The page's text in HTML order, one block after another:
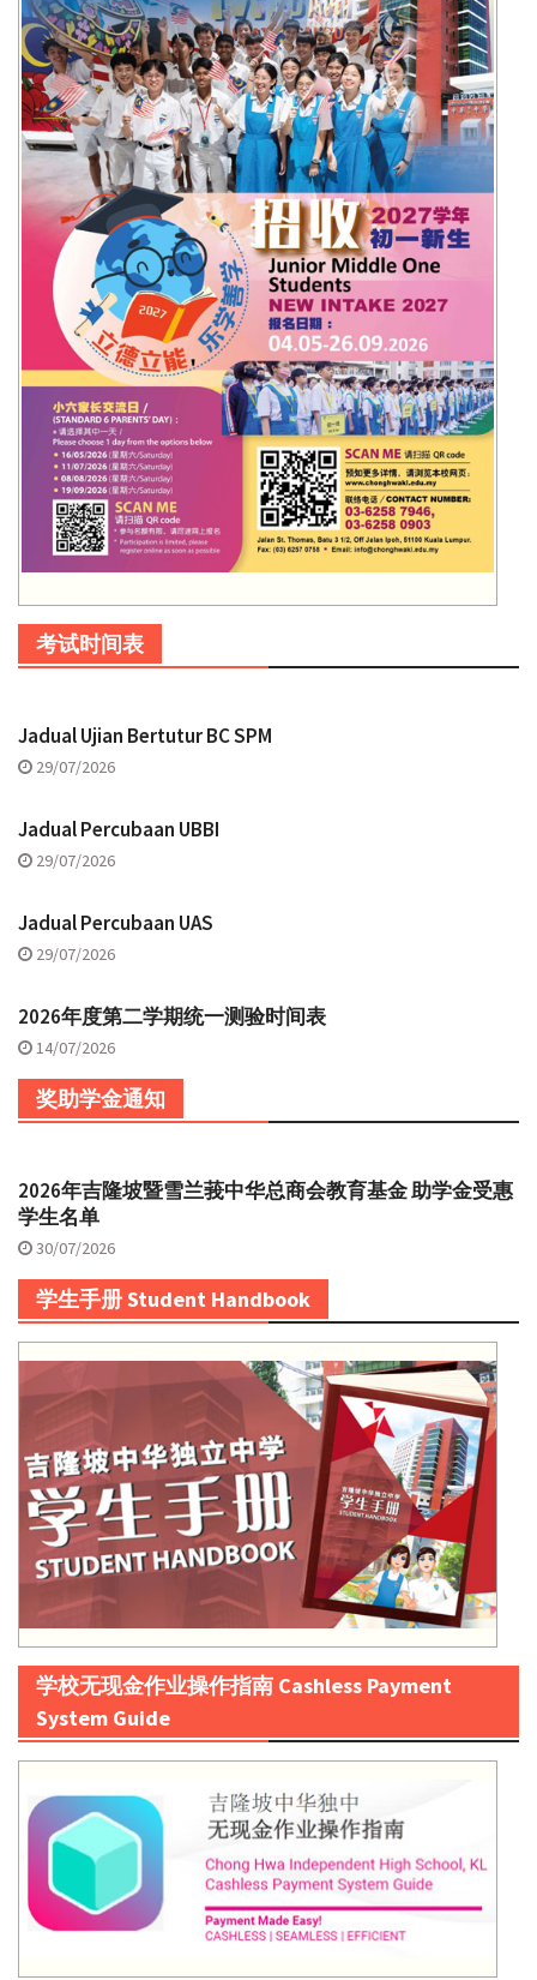
考试时间表
Jadual Ujian Bertutur BC SPM
29/07/2026
Jadual Percubaan UBBI
29/07/2026
Jadual Percubaan UAS
29/07/2026
2026年度第二学期统一测验时间表
14/07/2026
奖助学金通知
2026年吉隆坡暨雪兰莪中华总商会教育基金 助学金受惠
学生名单
30/07/2026
学生手册 Student Handbook
学校无现金作业操作指南 Cashless Payment
System Guide